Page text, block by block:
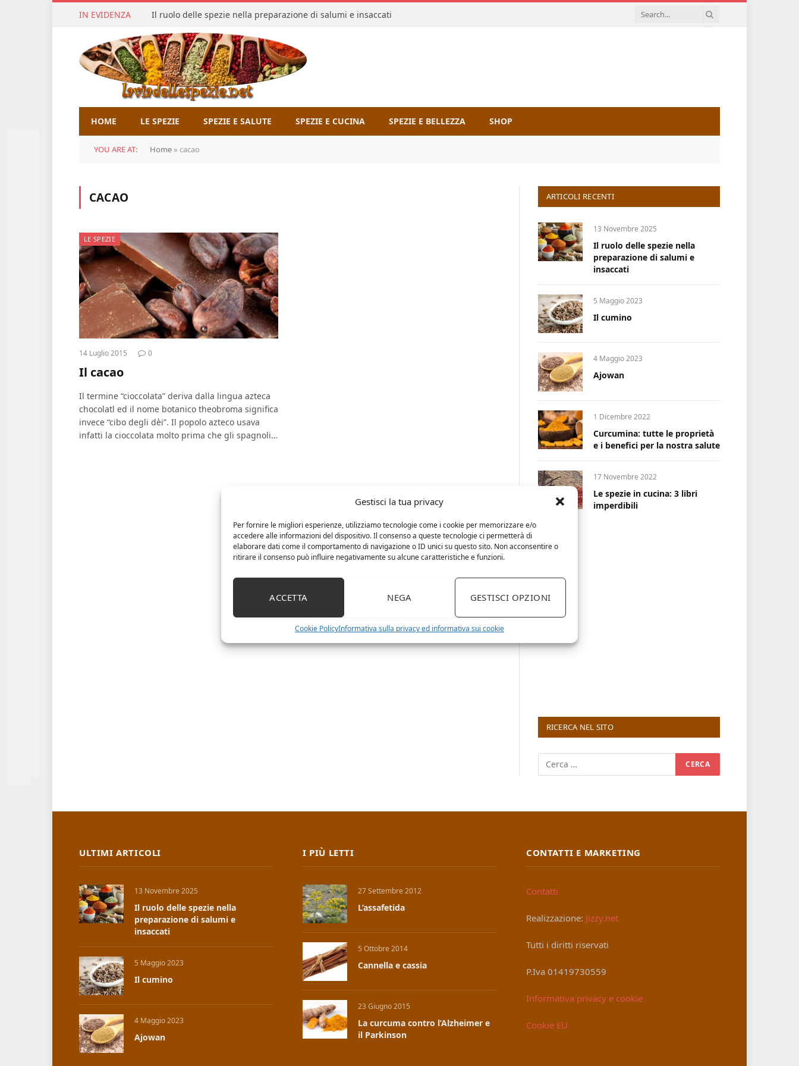
Gestisci la tua privacy
Per fornire le migliori esperienze, utilizziamo tecnologie come i cookie per memorizzare e/o
accedere alle informazioni del dispositivo. Il consenso a queste tecnologie ci permetterà di
elaborare dati come il comportamento di navigazione o ID unici su questo sito. Non acconsentire o
ritirare il consenso può influire negativamente su alcune caratteristiche e funzioni.
ACCETTA NEGA GESTISCI OPZIONI
Cookie PolicyInformativa sulla privacy ed informativa sui cookie
IN EVIDENZA Il ruolo delle spezie nella preparazione di salumi e insaccati
HOME LE SPEZIE SPEZIE E SALUTE SPEZIE E CUCINA SPEZIE E BELLEZZA SHOP
YOU ARE AT: Home » cacao
CACAO
LE SPEZIE
14 Luglio 2015 0
Il cacao
Il termine “cioccolata” deriva dalla lingua azteca
chocolatl ed il nome botanico theobroma significa
invece “cibo degli dèi”. Il popolo azteco usava
infatti la cioccolata molto prima che gli spagnoli…
ARTICOLI RECENTI
13 Novembre 2025
Il ruolo delle spezie nella
preparazione di salumi e
insaccati
5 Maggio 2023
Il cumino
4 Maggio 2023
Ajowan
1 Dicembre 2022
Curcumina: tutte le proprietà
e i benefici per la nostra salute
17 Novembre 2022
Le spezie in cucina: 3 libri
imperdibili
RICERCA NEL SITO
ULTIMI ARTICOLI
13 Novembre 2025
Il ruolo delle spezie nella
preparazione di salumi e
insaccati
5 Maggio 2023
Il cumino
4 Maggio 2023
Ajowan
I PIÙ LETTI
27 Settembre 2012
L’assafetida
5 Ottobre 2014
Cannella e cassia
23 Giugno 2015
La curcuma contro l’Alzheimer e
il Parkinson
CONTATTI E MARKETING
Contatti
Realizzazione: Jizzy.net
Tutti i diritti riservati
P.Iva 01419730559
Informativa privacy e cookie
Cookie EU